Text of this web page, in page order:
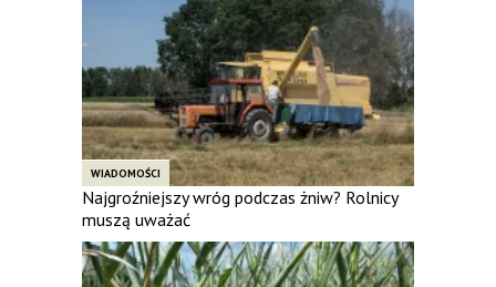
WIADOMOŚCI
Najgroźniejszy wróg podczas żniw? Rolnicy
muszą uważać